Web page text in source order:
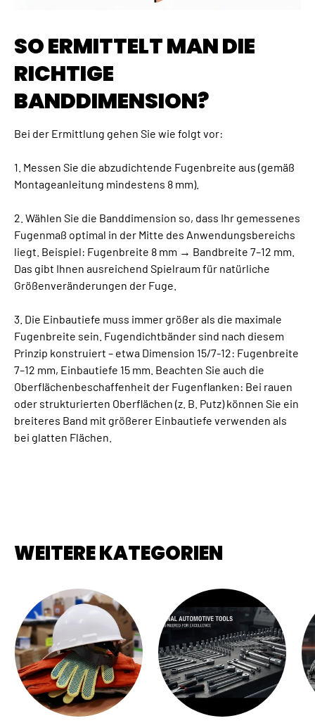
SO ERMITTELT MAN DIE
RICHTIGE
BANDDIMENSION?
Bei der Ermittlung gehen Sie wie folgt vor:
1. Messen Sie die abzudichtende Fugenbreite aus (gemäß
Montageanleitung mindestens 8 mm).
2. Wählen Sie die Banddimension so, dass Ihr gemessenes
Fugenmaß optimal in der Mitte des Anwendungsbereichs
liegt. Beispiel: Fugenbreite 8 mm → Bandbreite 7–12 mm.
Das gibt Ihnen ausreichend Spielraum für natürliche
Größenveränderungen der Fuge.
3. Die Einbautiefe muss immer größer als die maximale
Fugenbreite sein. Fugendichtbänder sind nach diesem
Prinzip konstruiert – etwa Dimension 15/7-12: Fugenbreite
7–12 mm, Einbautiefe 15 mm. Beachten Sie auch die
Oberflächenbeschaffenheit der Fugenflanken: Bei rauen
oder strukturierten Oberflächen (z. B. Putz) können Sie ein
breiteres Band mit größerer Einbautiefe verwenden als
bei glatten Flächen.
WEITERE KATEGORIEN